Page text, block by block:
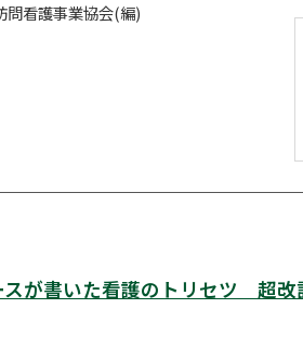
問看護事業協会(編)
スが書いた看護のトリセツ 超